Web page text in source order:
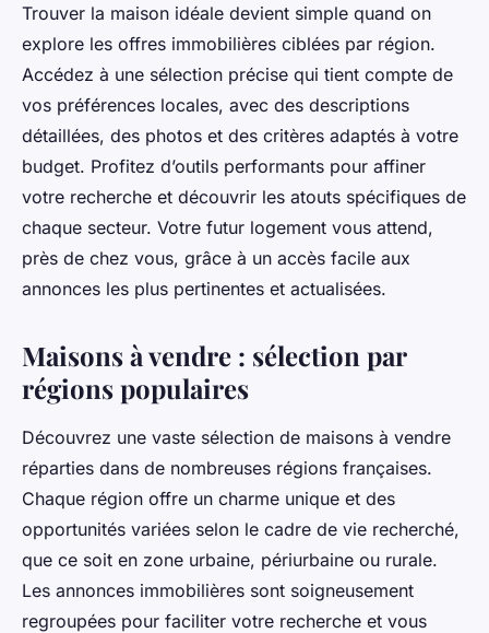
Trouver la maison idéale devient simple quand on
explore les offres immobilières ciblées par région.
Accédez à une sélection précise qui tient compte de
vos préférences locales, avec des descriptions
détaillées, des photos et des critères adaptés à votre
budget. Profitez d’outils performants pour affiner
votre recherche et découvrir les atouts spécifiques de
chaque secteur. Votre futur logement vous attend,
près de chez vous, grâce à un accès facile aux
annonces les plus pertinentes et actualisées.
Maisons à vendre : sélection par
régions populaires
Découvrez une vaste sélection de maisons à vendre
réparties dans de nombreuses régions françaises.
Chaque région offre un charme unique et des
opportunités variées selon le cadre de vie recherché,
que ce soit en zone urbaine, périurbaine ou rurale.
Les annonces immobilières sont soigneusement
regroupées pour faciliter votre recherche et vous